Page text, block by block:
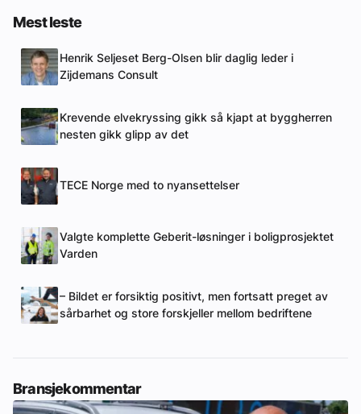
Mest leste
Henrik Seljeset Berg-Olsen blir daglig leder i
Zijdemans Consult
Krevende elvekryssing gikk så kjapt at byggherren
nesten gikk glipp av det
TECE Norge med to nyansettelser
Valgte komplette Geberit-løsninger i boligprosjektet
Varden
– Bildet er forsiktig positivt, men fortsatt preget av
sårbarhet og store forskjeller mellom bedriftene
Bransjekommentar